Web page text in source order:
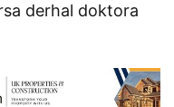
derhal doktora